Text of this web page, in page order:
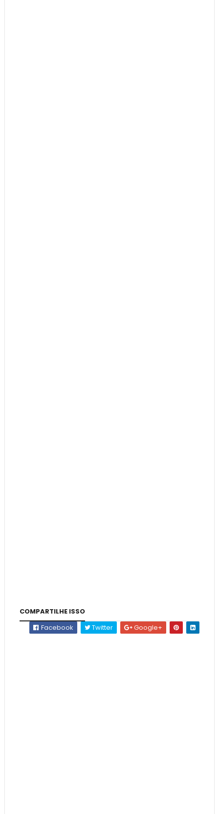
COMPARTILHE ISSO
Facebook
Twitter Google+